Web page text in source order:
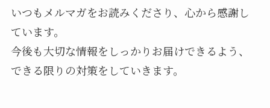
いつもメルマガをお読みくださり、心から感謝し
ています。
今後も大切な情報をしっかりお届けできるよう、
できる限りの対策をしていきます。